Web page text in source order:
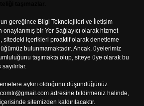
gereğince Bilgi Teknolojileri ve İletişim
onaylanmış bir Yer Sağlayıcı olarak hizmet
sitedeki içerikleri proaktif olarak denetleme
bulunmamaktadır. Ancak, üyelerimiz
taşımakta olup, siteye üye olarak bu
aykırı olduğunu düşündüğünüz
adresine bildirmeniz halinde,
sitemizden kaldırılacaktır.